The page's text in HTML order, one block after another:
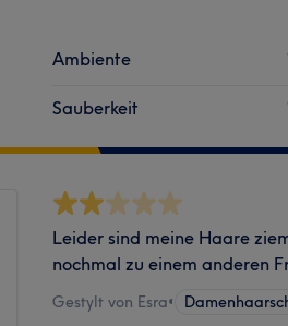
Ambiente
Sauberkeit
Leider sind meine Haare
nochmal zu einem anderen
Gestylt von Esra•